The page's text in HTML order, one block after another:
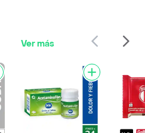
Ver más